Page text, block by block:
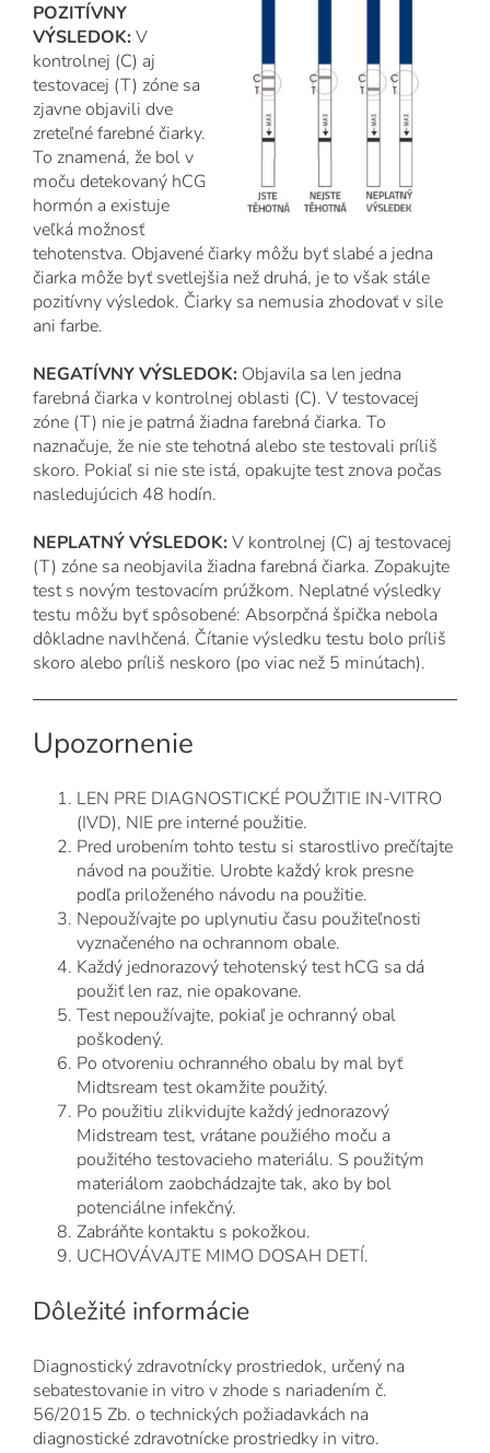
POZITÍVNY
VÝSLEDOK:V
kontrolnej (C) aj
testovacej (T) zóne sa
zjavne objavili dve
zreteľné farebné čiarky.
To znamená, že bol v
moču detekovaný hCG
hormón a existuje
veľká možnosť
tehotenstva. Objavené čiarky môžu byť slabé a jedna
čiarka môže byť svetlejšia než druhá, je to však stále
pozitívny výsledok. Čiarky sa nemusia zhodovať v sile
ani farbe.
NEGATÍVNY VÝSLEDOK: Objavila sa len jedna
farebná čiarka v kontrolnej oblasti (C). V testovacej
zóne (T) nie je patrná žiadna farebná čiarka. To
naznačuje, že nie ste tehotná alebo ste testovali príliš
skoro. Pokiaľ si nie ste istá, opakujte test znova počas
nasledujúcich 48 hodín.
NEPLATNÝ VÝSLEDOK:V kontrolnej (C) aj testovacej
(T) zóne sa neobjavila žiadna farebná čiarka. Zopakujte
test s novým testovacím prúžkom. Neplatné výsledky
testu môžu byť spôsobené: Absorpčná špička nebola
dôkladne navlhčená. Čítanie výsledku testu bolo príliš
skoro alebo príliš neskoro (po viac než 5 minútach).
Upozornenie
LEN PRE DIAGNOSTICKÉ POUŽITIE IN-VITRO
(IVD), NIE pre interné použitie.
Pred urobením tohto testu si starostlivo prečítajte
návod na použitie. Urobte každý krok presne
podľa priloženého návodu na použitie.
Nepoužívajte po uplynutiu času použiteľnosti
vyznačeného na ochrannom obale.
Každý jednorazový tehotenský test hCG sa dá
použiť len raz, nie opakovane.
Test nepoužívajte, pokiaľ je ochranný obal
poškodený.
Po otvoreniu ochranného obalu by mal byť
Midtsream test okamžite použitý.
Po použitiu zlikvidujte každý jednorazový
Midstream test, vrátane použiého moču a
použitého testovacieho materiálu. S použitým
materiálom zaobchádzajte tak, ako by bol
potenciálne infekčný.
Zabráňte kontaktu s pokožkou.
UCHOVÁVAJTE MIMO DOSAH DETÍ.
Dôležité informácie
Diagnostický zdravotnícky prostriedok, určený na
sebatestovanie in vitro v zhode s nariadením č.
56/2015 Zb. o technických požiadavkách na
diagnostické zdravotnícke prostriedky in vitro.